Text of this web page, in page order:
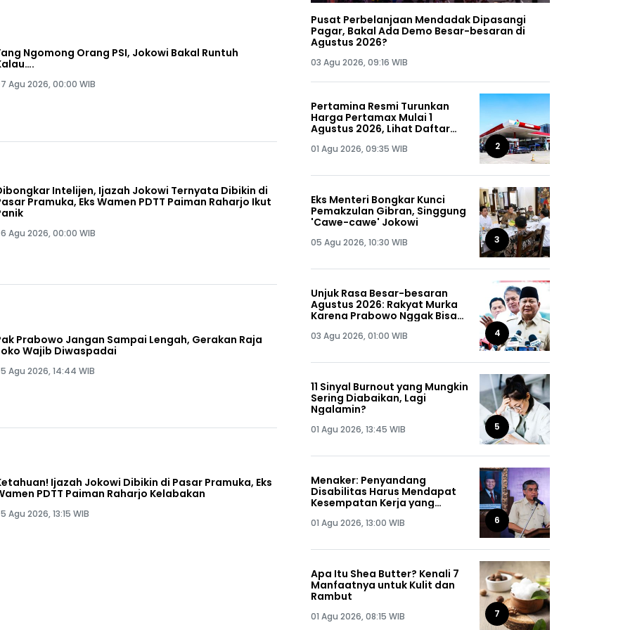
Ngomong Orang PSI, Jokowi Bakal Runtuh
Agu 2026, 00:00 WIB
Intelijen, Ijazah Jokowi Ternyata Dibikin di
Pramuka, Eks Wamen PDTT Paiman Raharjo Ikut
Agu 2026, 00:00 WIB
Prabowo Jangan Sampai Lengah, Gerakan Raja
Wajib Diwaspadai
Agu 2026, 14:44 WIB
Ijazah Jokowi Dibikin di Pasar Pramuka, Eks
PDTT Paiman Raharjo Kelabakan
Agu 2026, 13:15 WIB
Pusat Perbelanjaan Mendadak Dipasangi
Pagar, Bakal Ada Demo Besar-besaran di
Agustus 2026?
03 Agu 2026, 09:16 WIB
Pertamina Resmi Turunkan
Harga Pertamax Mulai 1
Agustus 2026, Lihat Daftar
01 Agu 2026, 09:35 WIB 2
Eks Menteri Bongkar Kunci
Pemakzulan Gibran, Singgung
'Cawe-cawe' Jokowi
05 Agu 2026, 10:30 WIB 3
Unjuk Rasa Besar-besaran
Agustus 2026: Rakyat Murka
Karena Prabowo Nggak Bisa
03 Agu 2026, 01:00 WIB 4
11 Sinyal Burnout yang Mungkin
Sering Diabaikan, Lagi
Ngalamin?
01 Agu 2026, 13:45 WIB 5
Menaker: Penyandang
Disabilitas Harus Mendapat
Kesempatan Kerja yang
01 Agu 2026, 13:00 WIB 6
Apa Itu Shea Butter? Kenali 7
Manfaatnya untuk Kulit dan
Rambut
01 Agu 2026, 08:15 WIB 7